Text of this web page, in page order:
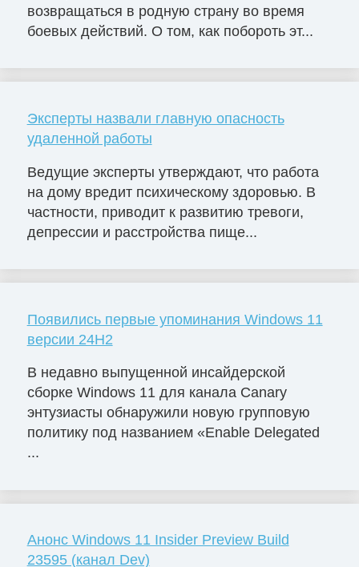
возвращаться в родную страну во время
боевых действий. О том, как побороть эт...
Эксперты назвали главную опасность
удаленной работы
Ведущие эксперты утверждают, что работа
на дому вредит психическому здоровью. В
частности, приводит к развитию тревоги,
депрессии и расстройства пище...
Появились первые упоминания Windows 11
версии 24H2
В недавно выпущенной инсайдерской
сборке Windows 11 для канала Canary
энтузиасты обнаружили новую групповую
политику под названием «Enable Delegated
...
Анонс Windows 11 Insider Preview Build
23595 (канал Dev)